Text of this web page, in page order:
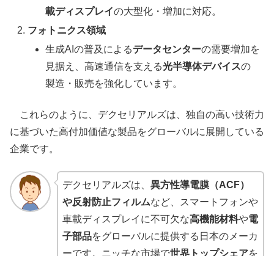
載ディスプレイの大型化・増加に対応。
フォトニクス領域
生成AIの普及によるデータセンターの需要増加を
見据え、高速通信を支える光半導体デバイスの
製造・販売を強化しています。
これらのように、デクセリアルズは、独自の高い技術力
に基づいた高付加価値な製品をグローバルに展開している
企業です。
デクセリアルズは、 異方性導電膜（ACF）
や反射防止フィルムなど、スマートフォンや
車載ディスプレイに不可欠な高機能材料や電
子部品をグローバルに提供する日本のメーカ
ーです。ニッチな市場で世界トップシェアを